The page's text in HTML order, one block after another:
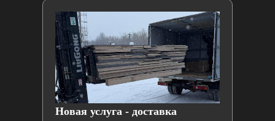
Новая услуга - доставка